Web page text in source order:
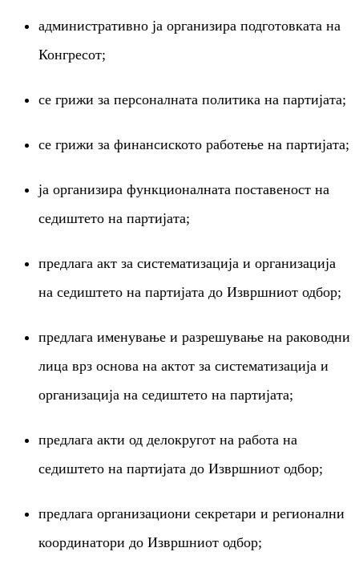
административно ја организира подготовката на
Конгресот;
се грижи за персоналната политика на партијата;
се грижи за финансиското работење на партијата;
ја организира функционалната поставеност на
седиштето на партијата;
предлага акт за систематизација и организација
на седиштето на партијата до Извршниот одбор;
предлага именување и разрешување на раководни
лица врз основа на актот за систематизација и
организација на седиштето на партијата;
предлага акти од делокругот на работа на
седиштето на партијата до Извршниот одбор;
предлага организациони секретари и регионални
координатори до Извршниот одбор;